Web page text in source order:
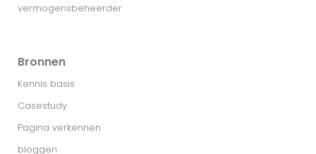
vermogensbeheerder
Bronnen
Kennis basis
Casestudy
Pagina verkennen
bloggen